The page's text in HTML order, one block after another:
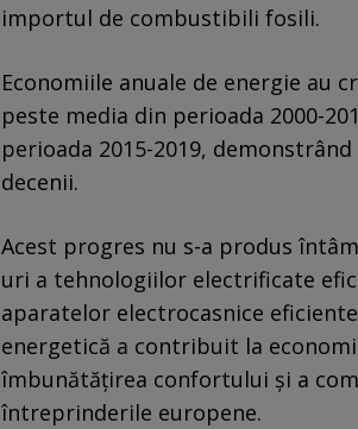
importul de combustibili fosili.
Economiile anuale de energie au
peste media din perioada 2000-
perioada 2015-2019,
decenii.
Acest progres nu s-a produs
uri a tehnologiilor electrificate
aparatelor electrocasnice
energetică a contribuit la
îmbunătățirea confortului și a
întreprinderile europene.